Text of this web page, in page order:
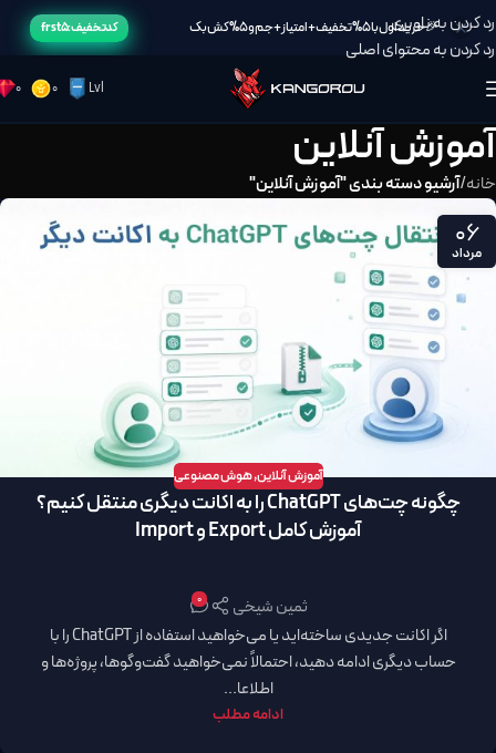
🎉خرید اول با 5% تخفیف + امتیاز + جم و 5% کش بک کد تخفیف: frst5
رد کردن به ناوبری
رد کردن به محتوای اصلی
0 0 Lvl
آموزش آنلاین
خانه/آرشیو دسته بندی "آموزش آنلاین"
06
مرداد
آموزش آنلاین,هوش مصنوعی
چگونه چت‌های ChatGPT را به اکانت دیگری منتقل کنیم؟
آموزش کامل Export و Import
ثمین شیخی 0
اگر اکانت جدیدی ساخته‌اید یا می‌خواهید استفاده از ChatGPT را با
حساب دیگری ادامه دهید، احتمالاً نمی‌خواهید گفت‌وگوها، پروژه‌ها و
اطلاعا...
ادامه مطلب